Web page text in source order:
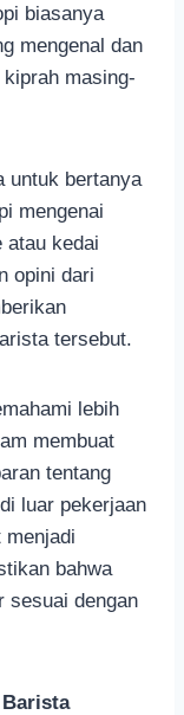
biasanya
mengenal dan
masing-
untuk bertanya
mengenai
atau kedai
opini dari
tersebut.
lebih
membuat
tentang
luar pekerjaan
menjadi
bahwa
sesuai dengan